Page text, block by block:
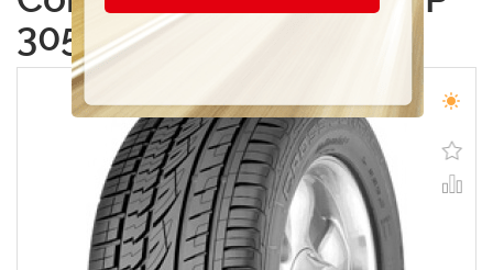
305/45 R22 118W